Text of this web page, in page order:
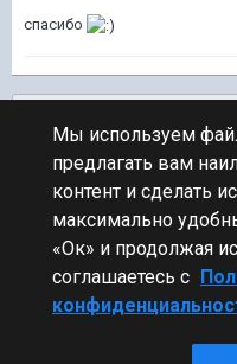
спасибо
ПЕРЕЙТИ К СПИСКУ ТЕМ
Обсуждение Мира
Мы используем
предлагать вам
контент и сделать
максимально
«Ок» и продолжая
соглашаетесь с